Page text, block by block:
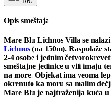
Opis smeštaja
Mare Blu Lichnos Villa se
Lichnos (na 150m). Raspolaže
2-4 osobe i jednim
smeštajne jedinice u vili imaju
na more. Objekat ima veoma
okrenuto ka moru sa malim
Mare Blu je najtraženija kuća